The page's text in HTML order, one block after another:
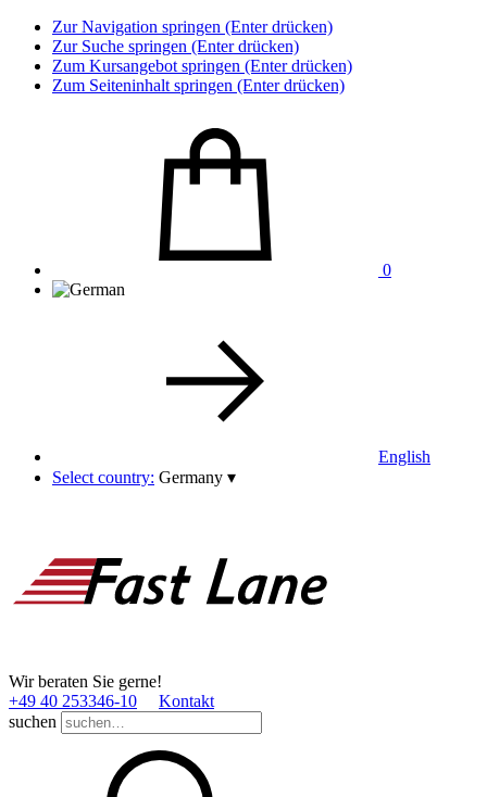
Zur Navigation springen (Enter drücken)
Zur Suche springen (Enter drücken)
Zum Kursangebot springen (Enter drücken)
Zum Seiteninhalt springen (Enter drücken)
0
English
Select country: Germany ▾
Wir beraten Sie gerne!
+49 40 253346­-10
Kontakt
suchen